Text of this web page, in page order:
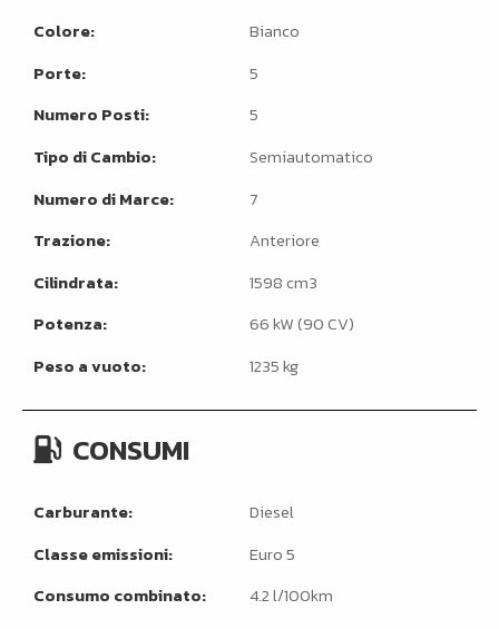
Colore:
Bianco
Porte:
5
Numero Posti:
5
Tipo di Cambio:
Semiautomatico
Numero di Marce:
7
Trazione:
Anteriore
Cilindrata:
1598 cm3
Potenza:
66 kW (90 CV)
Peso a vuoto:
1235 kg
CONSUMI
Carburante:
Diesel
Classe emissioni:
Euro 5
Consumo combinato:
4.2 l/100km